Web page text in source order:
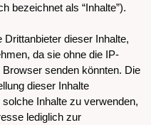
bezeichnet als “Inhalte”).
dieser Inhalte,
da sie ohne die IP-
senden könnten. Die
dieser Inhalte
Inhalte zu verwenden,
lediglich zur